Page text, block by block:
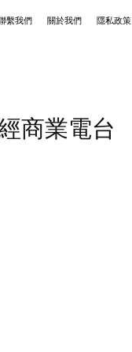
繫我們 關於我們 隱私政策
商業電台